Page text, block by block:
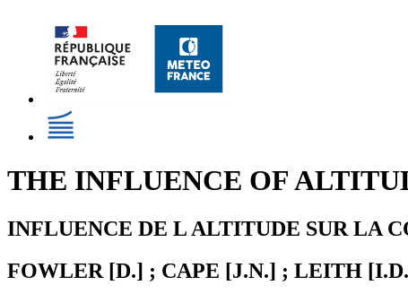
THE INFLUENCE OF
INFLUENCE DE L ALTITUDE SUR LA
FOWLER [D.] ; CAPE [J.N.] ; LEITH